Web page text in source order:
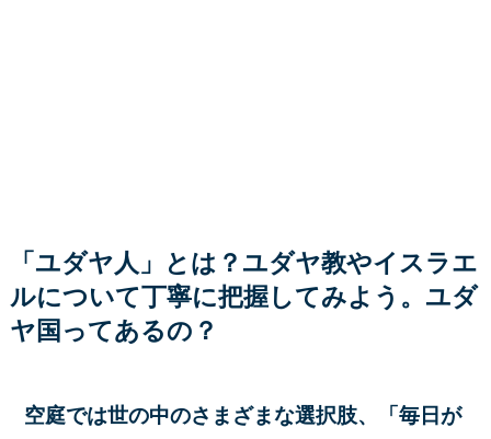
「ユダヤ人」とは？ユダヤ教やイスラエ
ルについて丁寧に把握してみよう。ユダ
ヤ国ってあるの？
空庭では世の中のさまざまな選択肢、「毎日が